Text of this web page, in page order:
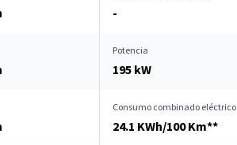
-
Potencia
195 kW
Consumo combinado eléctrico
24.1 KWh/100 Km**